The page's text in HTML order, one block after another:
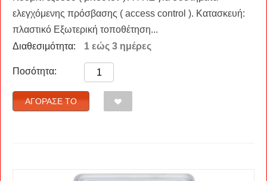
ελεγχόμενης πρόσβασης ( access control ). Κατασκευή:
πλαστικό Εξωτερική τοποθέτηση...
Διαθεσιμότητα:
1 εώς 3 ημέρες
Ποσότητα:
ΑΓΌΡΑΣΈ ΤΟ